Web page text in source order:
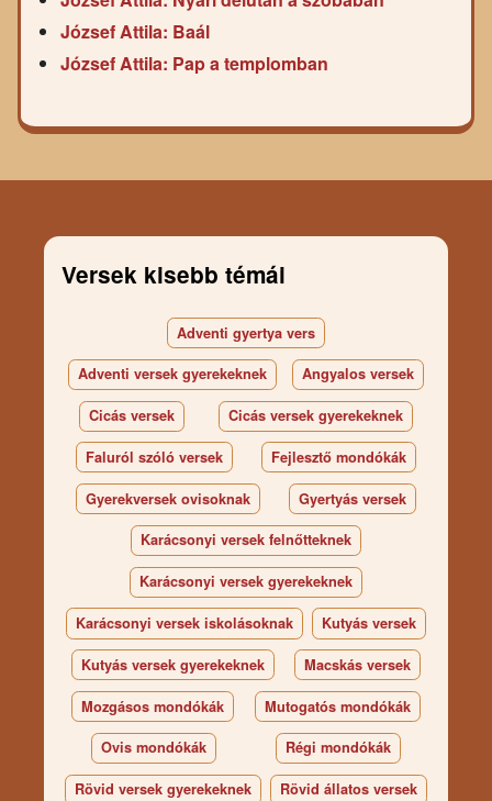
József Attila: Baál
József Attila: Pap a templomban
Versek kisebb témái
Adventi gyertya vers
Adventi versek gyerekeknek Angyalos versek
Cicás versek Cicás versek gyerekeknek
Faluról szóló versek Fejlesztő mondókák
Gyerekversek ovisoknak Gyertyás versek
Karácsonyi versek felnőtteknek
Karácsonyi versek gyerekeknek
Karácsonyi versek iskolásoknak Kutyás versek
Kutyás versek gyerekeknek Macskás versek
Mozgásos mondókák Mutogatós mondókák
Ovis mondókák Régi mondókák
Rövid versek gyerekeknek Rövid állatos versek